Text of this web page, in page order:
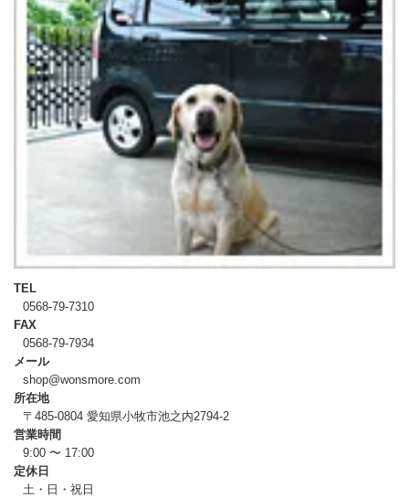
TEL
0568-79-7310
FAX
0568-79-7934
メール
shop@wonsmore.com
所在地
〒485-0804 愛知県小牧市池之内2794-2
営業時間
9:00 〜 17:00
定休日
土・日・祝日